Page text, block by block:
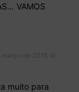
VAMOS
muito para